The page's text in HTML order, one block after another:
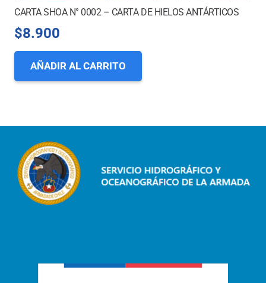
CARTA SHOA N° 0002 – CARTA DE HIELOS ANTÁRTICOS
$8.900
AÑADIR AL CARRITO